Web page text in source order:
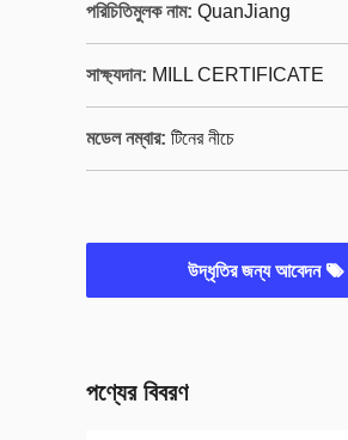
পরিচিতিমুলক নাম: QuanJiang
সাক্ষ্যদান: MILL CERTIFICATE
মডেল নম্বার: টিনের নীচে
উদ্ধৃতির জন্য আবেদন
পণ্যের বিবরণ